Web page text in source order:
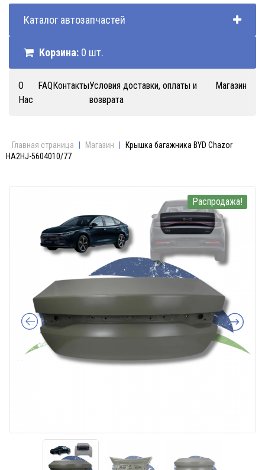
Каталог автозапчастей
Корзина: 0 шт.
О
Нас
FAQКонтактыУсловия доставки, оплаты и
возврата
Магазин
Главная страница Магазин
Крышка багажника BYD Chazor
HA2HJ-5604010/77
Распродажа!